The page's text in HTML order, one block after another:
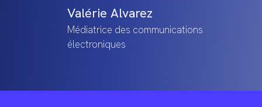
Valérie Alvarez
Médiatrice des communications
électroniques